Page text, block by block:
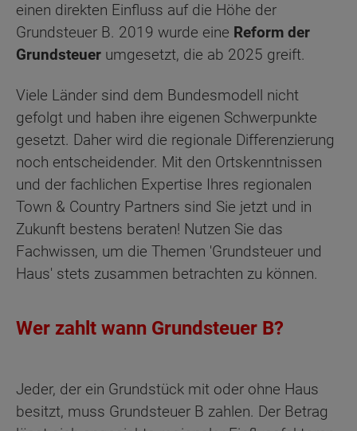
einen direkten Einfluss auf die Höhe der
Grundsteuer B. 2019 wurde eine Reform der
Grundsteuer umgesetzt, die ab 2025 greift.
Viele Länder sind dem Bundesmodell nicht
gefolgt und haben ihre eigenen Schwerpunkte
gesetzt. Daher wird die regionale Differenzierung
noch entscheidender. Mit den Ortskenntnissen
und der fachlichen Expertise Ihres regionalen
Town & Country Partners sind Sie jetzt und in
Zukunft bestens beraten! Nutzen Sie das
Fachwissen, um die Themen 'Grundsteuer und
Haus' stets zusammen betrachten zu können.
Wer zahlt wann Grundsteuer B?
Jeder, der ein Grundstück mit oder ohne Haus
besitzt, muss Grundsteuer B zahlen. Der Betrag